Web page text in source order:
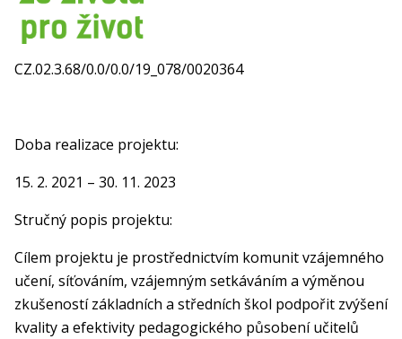
CZ.02.3.68/0.0/0.0/19_078/0020364
Doba realizace projektu:
15. 2. 2021 – 30. 11. 2023
Stručný popis projektu:
Cílem projektu je prostřednictvím komunit vzájemného
učení, síťováním, vzájemným setkáváním a výměnou
zkušeností základních a středních škol podpořit zvýšení
kvality a efektivity pedagogického působení učitelů